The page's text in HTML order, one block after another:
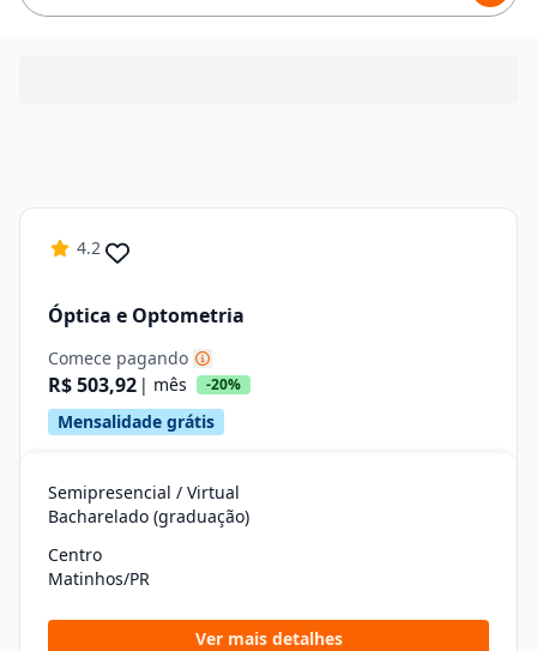
4.2
Óptica e Optometria
Comece pagando
R$ 503,92 | mês -20%
Mensalidade grátis
Semipresencial / Virtual
Bacharelado (graduação)
Centro
Matinhos/PR
Ver mais detalhes